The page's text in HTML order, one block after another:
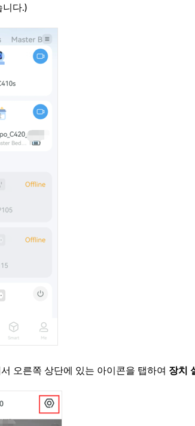
다.)
오른쪽 상단에 있는 아이콘을 탭하여 장치